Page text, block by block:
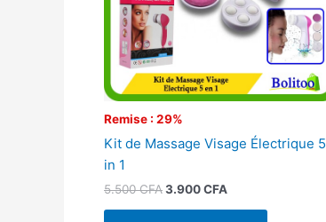
Remise : 29%
Kit de Massage Visage Électrique 5
in 1
5.500CFA3.900CFA